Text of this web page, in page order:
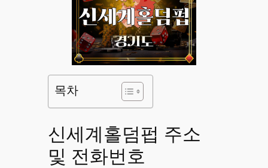
목차
신세계홀덤펍 주소
및 전화번호